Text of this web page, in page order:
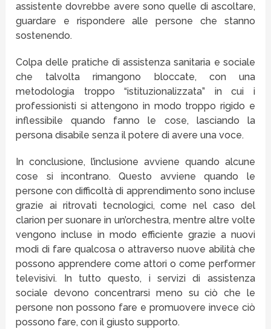
assistente dovrebbe avere sono quelle di ascoltare,
guardare e rispondere alle persone che stanno
sostenendo.
Colpa delle pratiche di assistenza sanitaria e sociale
che talvolta rimangono bloccate, con una
metodologia troppo “istituzionalizzata” in cui i
professionisti si attengono in modo troppo rigido e
inflessibile quando fanno le cose, lasciando la
persona disabile senza il potere di avere una voce.
In conclusione, l’inclusione avviene quando alcune
cose si incontrano. Questo avviene quando le
persone con difficoltà di apprendimento sono incluse
grazie ai ritrovati tecnologici, come nel caso del
clarion per suonare in un’orchestra, mentre altre volte
vengono incluse in modo efficiente grazie a nuovi
modi di fare qualcosa o attraverso nuove abilità che
possono apprendere come attori o come performer
televisivi. In tutto questo, i servizi di assistenza
sociale devono concentrarsi meno su ciò che le
persone non possono fare e promuovere invece ciò
possono fare, con il giusto supporto.